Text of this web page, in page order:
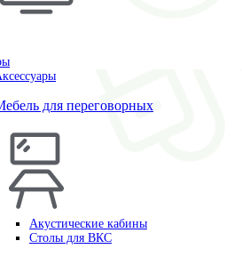
для переговорных
Акустические кабины
Столы для ВКС